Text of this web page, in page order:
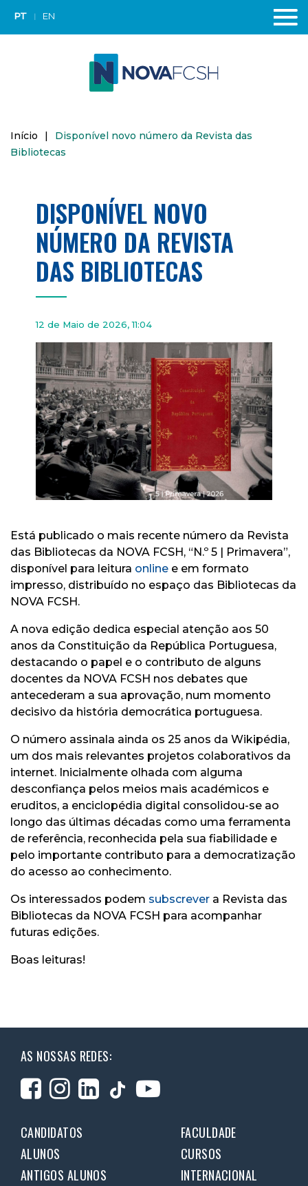
PT EN
Início |
Disponível novo número da Revista das
Bibliotecas
DISPONÍVEL NOVO
NÚMERO DA REVISTA
DAS BIBLIOTECAS
12 de Maio de 2026, 11:04
Está publicado o mais recente número da Revista
das Bibliotecas da NOVA FCSH, “N.º 5 | Primavera”,
disponível para leitura online e em formato
impresso, distribuído no espaço das Bibliotecas da
NOVA FCSH.
A nova edição dedica especial atenção aos 50
anos da Constituição da República Portuguesa,
destacando o papel e o contributo de alguns
docentes da NOVA FCSH nos debates que
antecederam a sua aprovação, num momento
decisivo da história democrática portuguesa.
O número assinala ainda os 25 anos da Wikipédia,
um dos mais relevantes projetos colaborativos da
internet. Inicialmente olhada com alguma
desconfiança pelos meios mais académicos e
eruditos, a enciclopédia digital consolidou-se ao
longo das últimas décadas como uma ferramenta
de referência, reconhecida pela sua fiabilidade e
pelo importante contributo para a democratização
do acesso ao conhecimento.
Os interessados podem subscrever a Revista das
Bibliotecas da NOVA FCSH para acompanhar
futuras edições.
Boas leituras!
AS NOSSAS REDES:
CANDIDATOS
FACULDADE
ALUNOS
CURSOS
ANTIGOS ALUNOS
INTERNACIONAL